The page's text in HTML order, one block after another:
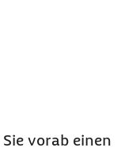
vorab einen